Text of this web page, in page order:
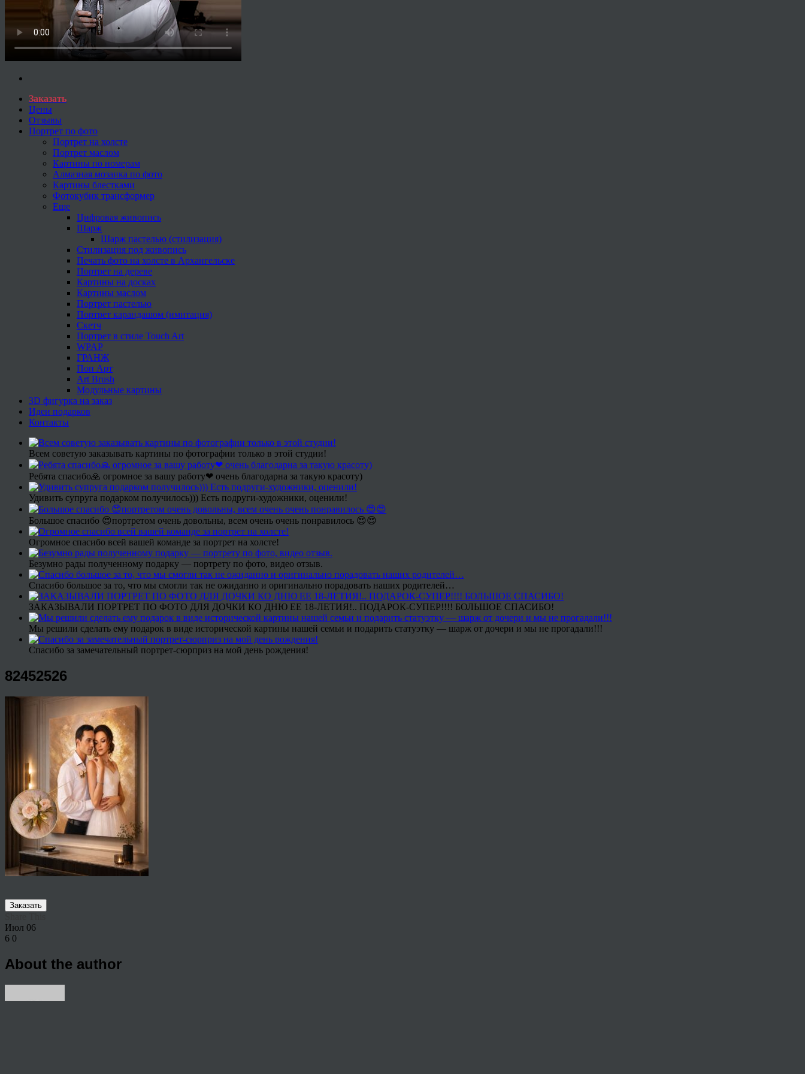
Заказать
Цены
Отзывы
Портрет по фото
Портрет на холсте
Портрет маслом
Картины по номерам
Алмазная мозаика по фото
Картины блестками
Фотокубик трансформер
Еще
Цифровая живопись
Шарж
Шарж пастелью (стилизация)
Стилизация под живопись
Печать фото на холсте в Архангельске
Портрет на дереве
Картины на досках
Картины маслом
Портрет пастелью
Портрет карандашом (имитация)
Скетч
Портрет в стиле Touch Art
WPAP
ГРАНЖ
Поп Арт
Art Brush
Модульные картины
3D фигурка на заказ
Идеи подарков
Контакты
Всем советую заказывать картины по фотографии только в этой студии!
Ребята спасибо🙏 огромное за вашу работу❤ очень благодарна за такую красоту)
Удивить супруга подарком получилось))) Есть подруги-художники, оценили!
Большое спасибо 😍портретом очень довольны, всем очень очень понравилось 😍😍
Огромное спасибо всей вашей команде за портрет на холсте!
Безумно рады полученному подарку — портрету по фото, видео отзыв.
Спасибо большое за то, что мы смогли так не ожиданно и оригинально порадовать наших родителей…
ЗАКАЗЫВАЛИ ПОРТРЕТ ПО ФОТО ДЛЯ ДОЧКИ КО ДНЮ ЕЕ 18-ЛЕТИЯ!.. ПОДАРОК-СУПЕР!!!! БОЛЬШОЕ СПАСИБО!
Мы решили сделать ему подарок в виде исторической картины нашей семьи и подарить статуэтку — шарж от дочери и мы не прогадали!!!
Спасибо за замечательный портрет-сюрприз на мой день рождения!
82452526
Заказать
Июл 06
6 0
About the author